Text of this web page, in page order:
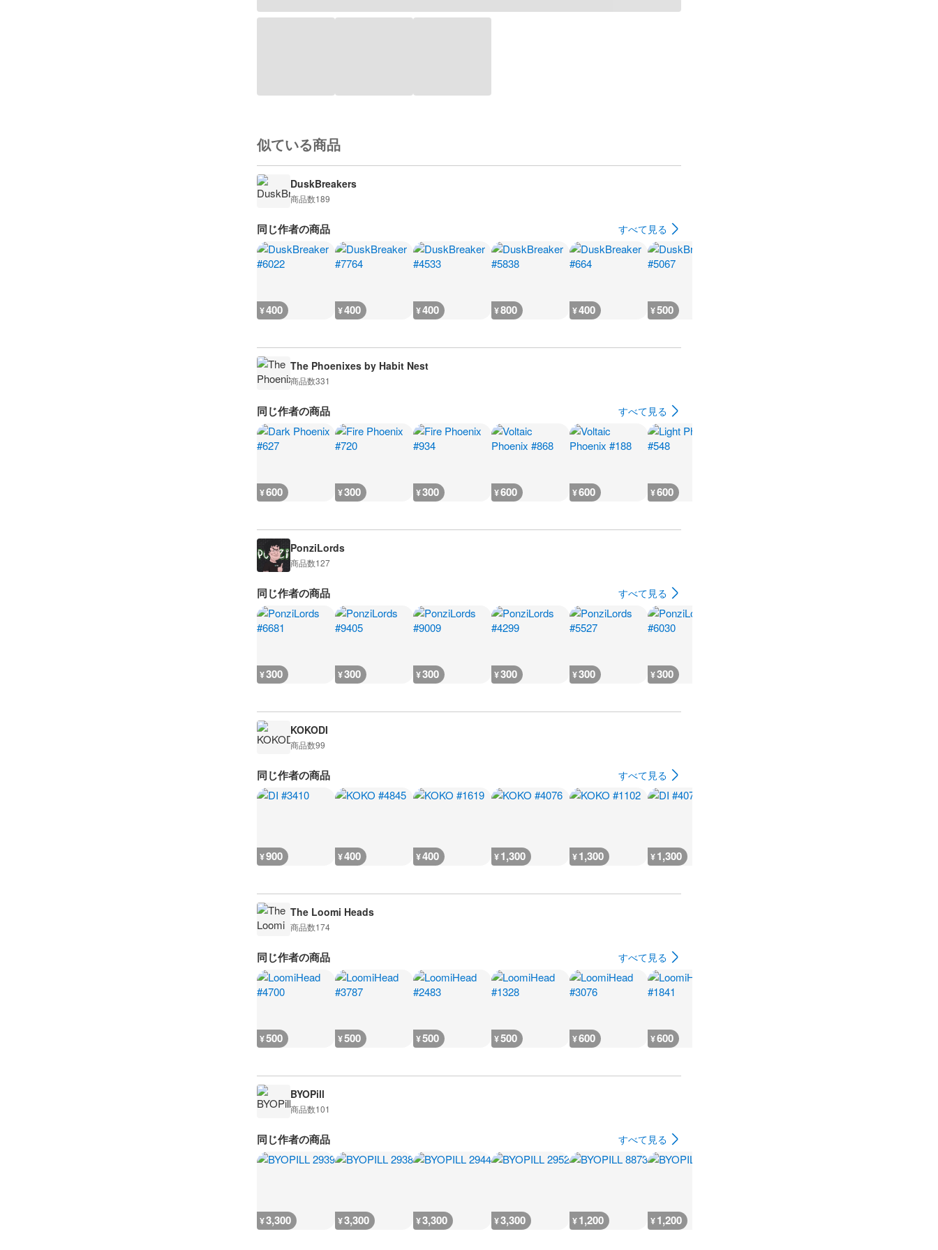
似ている商品
DuskBreakers
商品数189
同じ作者の商品 すべて見る
¥400 ¥400 ¥400 ¥800 ¥400 ¥500
The Phoenixes by Habit Nest
商品数331
同じ作者の商品 すべて見る
¥600 ¥300 ¥300 ¥600 ¥600 ¥600
PonziLords
商品数127
同じ作者の商品 すべて見る
¥300 ¥300 ¥300 ¥300 ¥300 ¥300
KOKODI
商品数99
同じ作者の商品 すべて見る
¥900 ¥400 ¥400 ¥1,300 ¥1,300 ¥1,300
The Loomi Heads
商品数174
同じ作者の商品 すべて見る
¥500 ¥500 ¥500 ¥500 ¥600 ¥600
BYOPill
商品数101
同じ作者の商品 すべて見る
¥3,300 ¥3,300 ¥3,300 ¥3,300 ¥1,200 ¥1,200